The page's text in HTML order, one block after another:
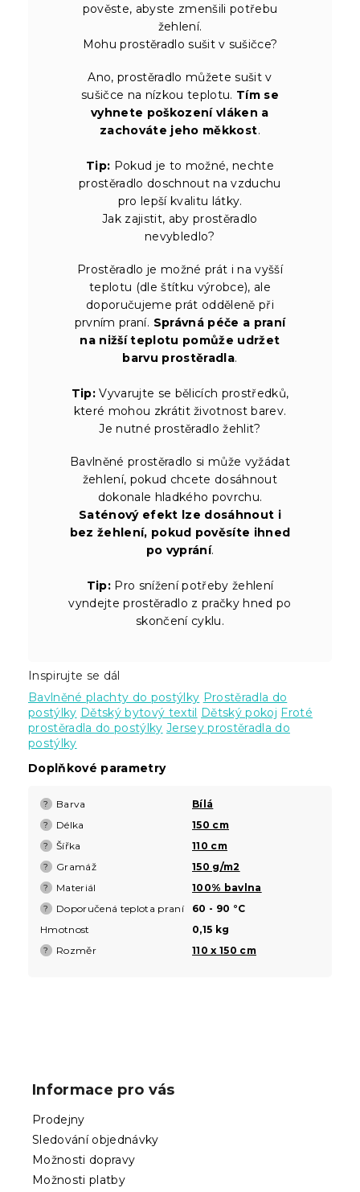
pověste, abyste zmenšili potřebu
žehlení.
Mohu prostěradlo sušit v sušičce?
Ano, prostěradlo můžete sušit v
sušičce na nízkou teplotu. Tím se
vyhnete poškození vláken a
zachováte jeho měkkost.
Tip: Pokud je to možné, nechte
prostěradlo doschnout na vzduchu
pro lepší kvalitu látky.
Jak zajistit, aby prostěradlo
nevybledlo?
Prostěradlo je možné prát i na vyšší
teplotu (dle štítku výrobce), ale
doporučujeme prát odděleně při
prvním praní. Správná péče a praní
na nižší teplotu pomůže udržet
barvu prostěradla.
Tip: Vyvarujte se bělicích prostředků,
které mohou zkrátit životnost barev.
Je nutné prostěradlo žehlit?
Bavlněné prostěradlo si může vyžádat
žehlení, pokud chcete dosáhnout
dokonale hladkého povrchu.
Saténový efekt lze dosáhnout i
bez žehlení, pokud pověsíte ihned
po vyprání.
Tip: Pro snížení potřeby žehlení
vyndejte prostěradlo z pračky hned po
skončení cyklu.
Inspirujte se dál
Bavlněné plachty do postýlky Prostěradla do
postýlky Dětský bytový textil Dětský pokoj Froté
prostěradla do postýlky Jersey prostěradla do
postýlky
Doplňkové parametry
? Barva Bílá
? Délka 150 cm
? Šířka 110 cm
? Gramáž 150 g/m2
? Materiál 100% bavlna
? Doporučená teplota praní
60 - 90 °C
Hmotnost
0,15 kg
? Rozměr 110 x 150 cm
Informace pro vás
Prodejny
Sledování objednávky
Možnosti dopravy
Možnosti platby